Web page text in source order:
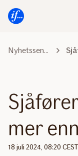
innhold
Nyhetssenter
mer
18 juli 2024, 08:20 CEST